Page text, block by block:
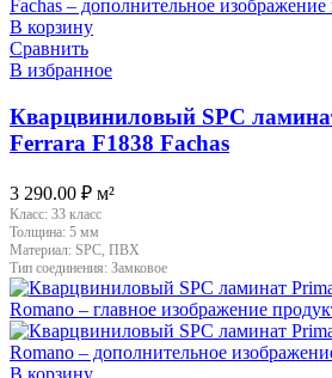
В корзину
Сравнить
В избранное
Кварцвиниловый SPC
Ferrara F1838 Fachas
3 290.00 ₽ м²
Класс: 33 класс
Толщина: 5 мм
Материал: SPC, ПВХ
Тип соединения: Замковое
В корзину